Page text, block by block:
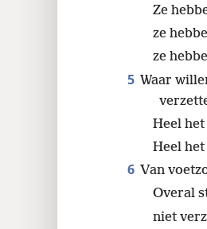
Ze
ze
ze
5 Waar
Heel
Heel
6 Van
Overal
niet